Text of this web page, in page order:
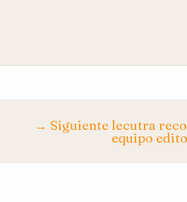
→ Siguiente lecutra
equipo